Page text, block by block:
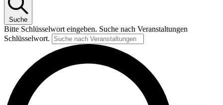
Suche
Bitte Schlüsselwort eingeben. Suche nach Veranstaltungen
Schlüsselwort.